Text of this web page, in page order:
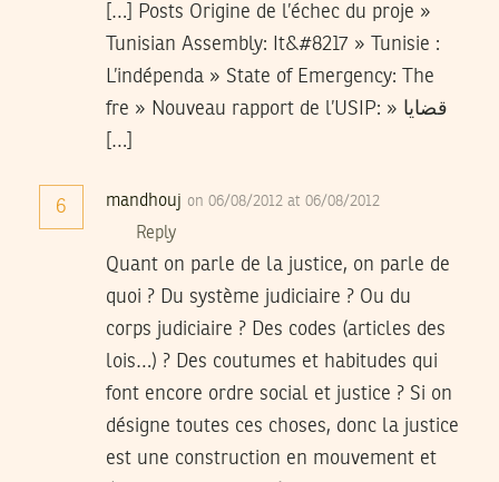
[…] Posts Origine de l’échec du proje »
Tunisian Assembly: It&#8217 » Tunisie :
L’indépenda » State of Emergency: The
fre » Nouveau rapport de l’USIP: » قضايا
[…]
6 mandhouj on 06/08/2012 at 06/08/2012
Reply
Quant on parle de la justice, on parle de
quoi ? Du système judiciaire ? Ou du
corps judiciaire ? Des codes (articles des
lois…) ? Des coutumes et habitudes qui
font encore ordre social et justice ? Si on
désigne toutes ces choses, donc la justice
est une construction en mouvement et